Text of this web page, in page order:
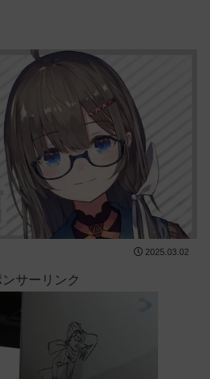
2025.03.02
ンサーリンク